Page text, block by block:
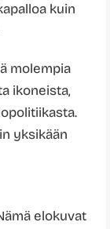
kuin
molempia
ikoneista,
yksikään
elokuvat